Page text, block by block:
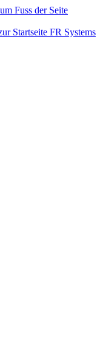
Fuss der Seite
FR Systems